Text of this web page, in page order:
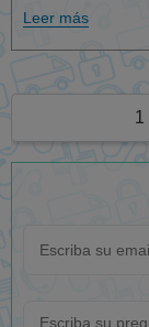
Leer más
1